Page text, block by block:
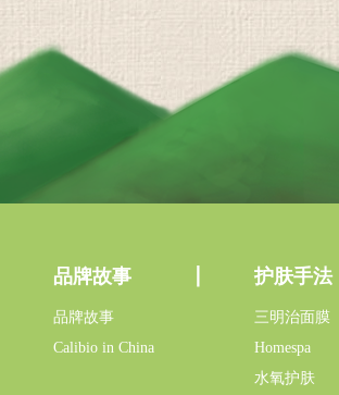
品牌故事
品牌故事
Calibio in China
护肤手法
三明治面膜
Homespa
水氧护肤